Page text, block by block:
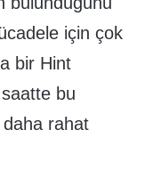
için çok
bir Hint
bu
rahat